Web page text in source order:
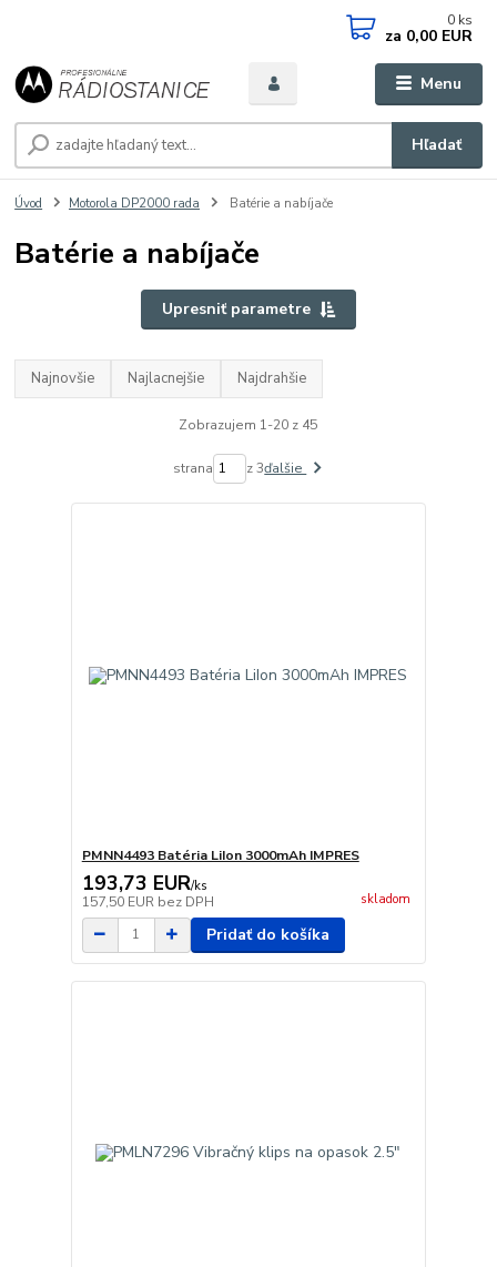
Menu
Hľadať
0 ks
za 0,00 EUR
Úvod Motorola DP2000 rada Batérie a nabíjače
Batérie a nabíjače
Upresniť parametre
Najnovšie Najlacnejšie Najdrahšie
Zobrazujem 1-20 z 45
strana z 3ďalšie
PMNN4493 Batéria LiIon 3000mAh IMPRES
193,73 EUR/ks
157,50 EUR bez DPH skladom
Pridať do košíka